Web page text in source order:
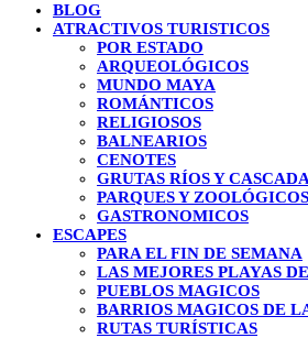
BLOG
ATRACTIVOS TURISTICOS
POR ESTADO
ARQUEOLÓGICOS
MUNDO MAYA
ROMÁNTICOS
RELIGIOSOS
BALNEARIOS
CENOTES
GRUTAS RÍOS Y
PARQUES Y ZOOLÓGICOS
GASTRONOMICOS
ESCAPES
PARA EL FIN DE SEMANA
LAS MEJORES PLAYAS
PUEBLOS MAGICOS
BARRIOS MAGICOS DE
RUTAS TURÍSTICAS